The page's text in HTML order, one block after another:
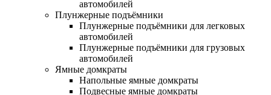
автомобилей
Плунжерные подъёмники
Плунжерные подъёмники для легковых
автомобилей
Плунжерные подъёмники для грузовых
автомобилей
Ямные домкраты
Напольные ямные домкраты
Подвесные ямные домкраты